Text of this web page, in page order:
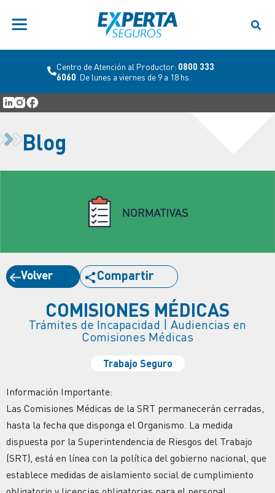
Centro de Atención al Productor: 0800 333
6060 . De lunes a viernes de 9 a 18 hs.
Blog
Volver Compartir
COMISIONES MÉDICAS
Trámites de Incapacidad | Audiencias en
Comisiones Médicas
Trabajo Seguro
Información Importante:
Las Comisiones Médicas de la SRT permanecerán cerradas,
hasta la fecha que disponga el Organismo. La medida
dispuesta por la Superintendencia de Riesgos del Trabajo
(SRT), está en línea con la política del gobierno nacional, que
establece medidas de aislamiento social de cumplimiento